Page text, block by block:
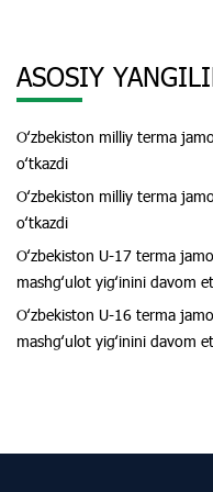
ASOSIY
Oʻzbekiston milliy terma
oʻtkazdi
Oʻzbekiston milliy terma
oʻtkazdi
Oʻzbekiston U-17 terma
mashgʻulot yigʻinini davom
Oʻzbekiston U-16 terma
mashgʻulot yigʻinini davom